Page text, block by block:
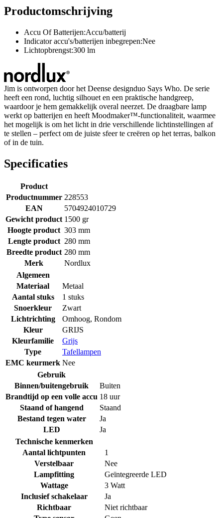
Productomschrijving
Accu Of Batterijen:Accu/batterij
Indicator accu's/batterijen inbegrepen:Nee
Lichtopbrengst:300 lm
Jim is ontworpen door het Deense designduo Says Who. De serie
heeft een rond, luchtig silhouet en een praktische handgreep,
waardoor je hem gemakkelijk overal neerzet. De draagbare lamp
werkt op batterijen en heeft Moodmaker™-functionaliteit, waarmee
het mogelijk is om het licht in drie verschillende lichtinstellingen af
te stellen – perfect om de juiste sfeer te creëren op het terras, balkon
of in de tuin.
Specificaties
Product
Productnummer 228553
EAN
5704924010729
Gewicht product 1500 gr
Hoogte product 303 mm
Lengte product 280 mm
Breedte product 280 mm
Merk
Nordlux
Algemeen
Materiaal
Metaal
Aantal stuks
1 stuks
Snoerkleur
Zwart
Lichtrichting
Omhoog, Rondom
Kleur
GRIJS
Kleurfamilie
Grijs
Type
Tafellampen
EMC keurmerk Nee
Gebruik
Binnen/buitengebruik
Buiten
Brandtijd op een volle accu 18 uur
Staand of hangend
Staand
Bestand tegen water
Ja
LED
Ja
Technische kenmerken
Aantal lichtpunten
1
Verstelbaar
Nee
Lampfitting
Geïntegreerde LED
Wattage
3 Watt
Inclusief schakelaar
Ja
Richtbaar
Niet richtbaar